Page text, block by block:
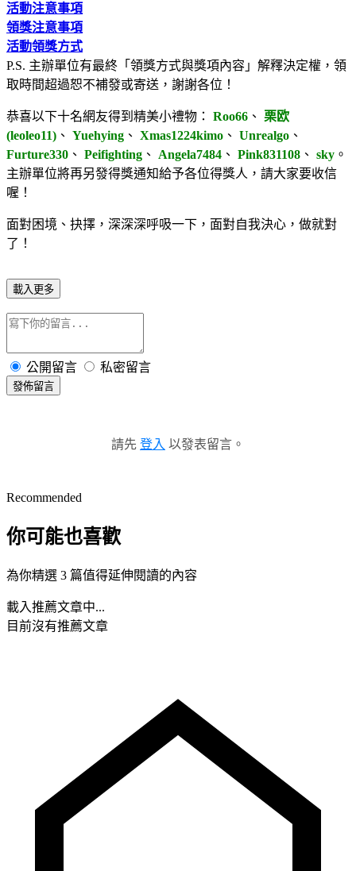
活動注意事項
領獎注意事項
活動領獎方式
P.S. 主辦單位有最終「領獎方式與獎項內容」解釋決定權，領
取時間超過恕不補發或寄送，謝謝各位！
恭喜以下十名網友得到精美小禮物： Roo66 、 栗欧
(leoleo11) 、 Yuehying 、 Xmas1224kimo 、 Unrealgo 、
Furture330 、 Peifighting 、 Angela7484 、 Pink831108 、 sky 。
主辦單位將再另發得獎通知給予各位得獎人，請大家要收信
喔！
面對困境、抉擇，深深深呼吸一下，面對自我決心，做就對
了！
載入更多
公開留言 私密留言
發佈留言
請先 登入 以發表留言。
Recommended
你可能也喜歡
為你精選 3 篇值得延伸閱讀的內容
載入推薦文章中...
目前沒有推薦文章